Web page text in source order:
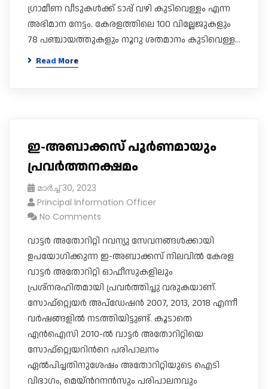
ഗ്രാമീണ വീടുകൾക്ക് ടാപ്പ് വഴി കുടിവെള്ളം എന്ന
അഭിമാന നേട്ടം. കേരളത്തിലെ 100 വില്ലേജുകളും
78 പഞ്ചായത്തുകളും നൂറു ശതമാനം കുടിവെള്ള…
Read More
ഇ-അബാക്കസ് പൂര്‍ണമായും
പ്രവര്‍ത്തനക്ഷമം
മാർച്ച്‌ 30, 2023
Principal Information Officer
No Comments
വാട്ടര്‍ അതോറിറ്റി റവന്യു സേവനങ്ങള്‍ക്കായി
ഉപയോഗിക്കുന്ന ഇ-അബാക്കസ് നിലവിൽ കേരള
വാട്ടർ അതോറിറ്റി ഓഫീസുകളിലും
പ്രശ്നരഹിതമായി പ്രവര്‍ത്തിച്ചു വരുകയാണ്.
സോഫ്റ്റ്വെയർ അപ്ഡേഷൻ 2007, 2013, 2018 എന്നീ
വർഷങ്ങളിൽ നടത്തിയിട്ടുണ്ട്. കൂടാതെ
എന്‍ഐസി 2010-ൽ വാട്ടർ അതോറിറ്റിയെ
സോഫ്റ്റ്വെയറിൻറെ പരിപാലനം
ഏൽപിച്ചതിനുശേഷം അതോറിറ്റിയുടെ ഐടി
വിഭാഗം, മെയ്ന്‍റനന്‍സും പരിപാലനവും